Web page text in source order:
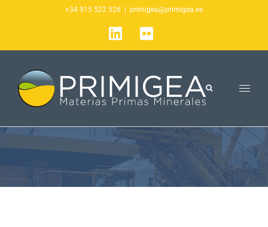
+34 915 522 526 primigea@primigea.es
LinkedIn
Flickr